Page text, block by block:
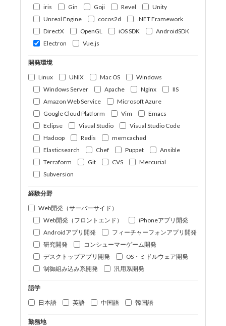
iris
Gin Goji Revel
Unity
Unreal Engine
cocos2d
.NET Framework
DirectX
OpenGL iOS SDK
AndroidSDK
Electron
Vue.js
開発環境
Linux
UNIX Mac OS
Windows
Windows Server
Apache Nginx
IIS
Amazon Web Service
Microsoft Azure
Google Cloud Platform
Vim
Emacs
Eclipse
Visual Studio
Visual Studio Code
Hadoop
Redis
memcached
Elasticsearch
Chef Puppet
Ansible
Terraform
Git CVS
Mercurial
Subversion
経験分野
Web開発（サーバーサイド）
Web開発（フロントエンド）
iPhoneアプリ開発
Androidアプリ開発
フィーチャーフォンアプリ開発
研究開発
コンシューマーゲーム開発
デスクトップアプリ開発
OS・ミドルウェア開発
制御組み込み系開発
汎用系開発
語学
日本語
英語 中国語 韓国語
勤務地